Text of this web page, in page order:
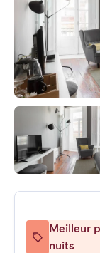
Meilleur
nuits